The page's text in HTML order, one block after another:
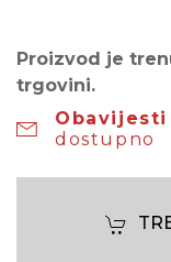
Proizvod je
trgovini.
Obavijesti
dostupno